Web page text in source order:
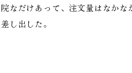
だけあって、注文量はなか
し出した。